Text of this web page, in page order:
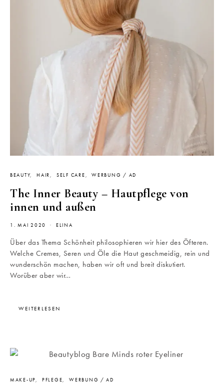
BEAUTY HAIR SELF CARE WERBUNG / AD
The Inner Beauty – Hautpflege von
innen und außen
1. MAI 2020 ELINA
Über das Thema Schönheit philosophieren wir hier des Öfteren.
Welche Cremes, Seren und Öle die Haut geschmeidig, rein und
wunderschön machen, haben wir oft und breit diskutiert.
Worüber aber wir…
WEITERLESEN
MAKE-UP PFLEGE WERBUNG / AD